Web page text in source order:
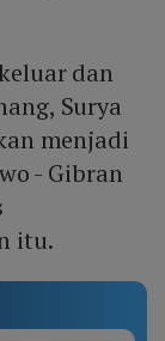
dan
Surya
menjadi
- Gibran
itu.